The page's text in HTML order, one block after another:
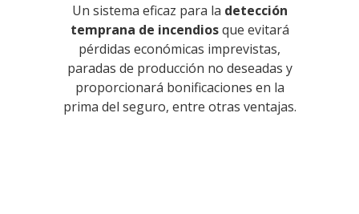
Un sistema eficaz para la detección
temprana de incendiosque evitará
pérdidas económicas imprevistas,
paradas de producción no deseadas y
proporcionará bonificaciones en la
prima del seguro, entre otras ventajas.